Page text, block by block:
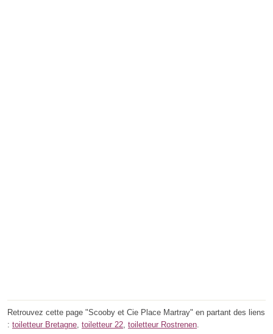
Retrouvez cette page "Scooby et Cie Place Martray" en partant des liens
: toiletteur Bretagne, toiletteur 22, toiletteur Rostrenen.